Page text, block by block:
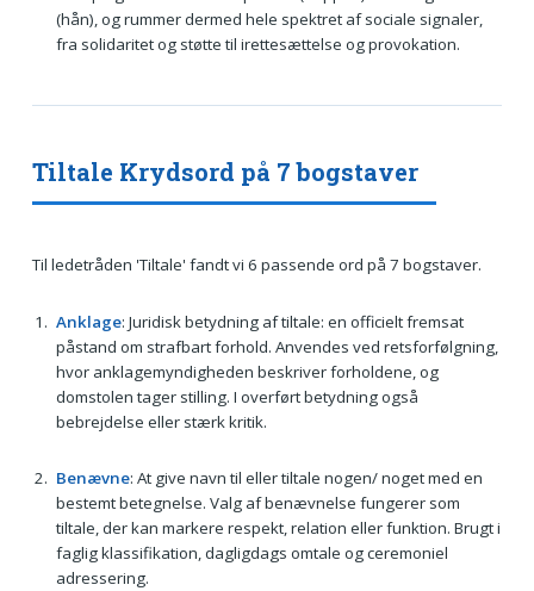
(hån), og rummer dermed hele spektret af sociale signaler,
fra solidaritet og støtte til irettesættelse og provokation.
Tiltale Krydsord på 7 bogstaver
Til ledetråden 'Tiltale' fandt vi 6 passende ord på 7 bogstaver.
Anklage: Juridisk betydning af tiltale: en officielt fremsat
påstand om strafbart forhold. Anvendes ved retsforfølgning,
hvor anklagemyndigheden beskriver forholdene, og
domstolen tager stilling. I overført betydning også
bebrejdelse eller stærk kritik.
Benævne: At give navn til eller tiltale nogen/ noget med en
bestemt betegnelse. Valg af benævnelse fungerer som
tiltale, der kan markere respekt, relation eller funktion. Brugt i
faglig klassifikation, dagligdags omtale og ceremoniel
adressering.